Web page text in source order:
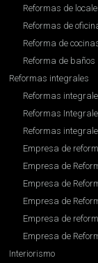
Reformas de
Reformas de
Reforma de
Reforma de baños
Reformas integrales
Reformas
Reformas
Reformas
Empresa de
Empresa de
Empresa de
Empresa de
Empresa de
Empresa de
Interiorismo